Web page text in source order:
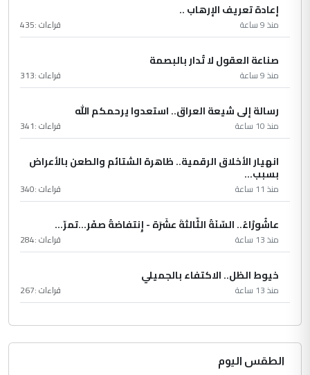
إعادة تعريف الإرهاب ..
منذ 9 ساعة قراءات :435
صناعة العقول لا تُدار بالبصمة
منذ 9 ساعة قراءات :313
رسالة إلى شيعة العراق.. استعدوا يرحمكم الله
منذ 10 ساعة قراءات :341
انهيار الأخلاق الرقمية.. ظاهرة الشتائم والطعن بالأعراض
بسبب...
منذ 11 ساعة قراءات :340
عاشُورْاءُ.. السّنَةُ الثّالثةَ عشَرَة - إِنتفاضةُ صفَر…تمرّ...
منذ 13 ساعة قراءات :284
خيوط الظل.. الاكتفاء بالجميلي
منذ 13 ساعة قراءات :267
الطقس اليوم